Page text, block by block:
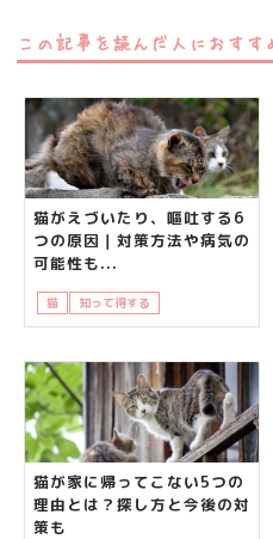
この記事を読んだ人におすす
猫がえづいたり、嘔吐する6
つの原因｜対策方法や病気の
可能性も...
猫 知って得する
猫が家に帰ってこない5つの
理由とは？探し方と今後の対
策も